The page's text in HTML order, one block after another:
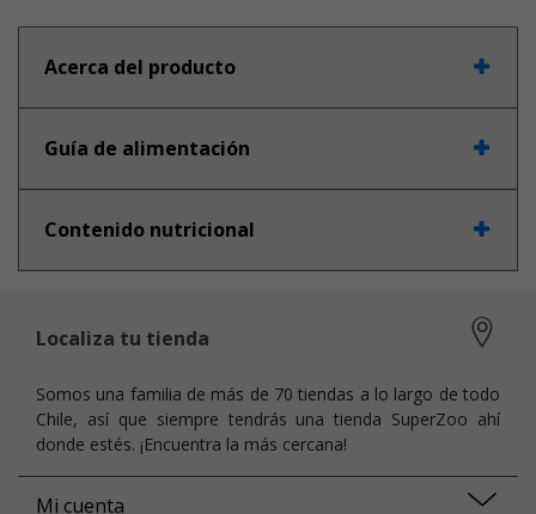
Acerca del producto
Guía de alimentación
Contenido nutricional
Localiza tu tienda
Somos una familia de más de 70 tiendas a lo largo de todo
Chile, así que siempre tendrás una tienda SuperZoo ahí
donde estés. ¡Encuentra la más cercana!
Mi cuenta